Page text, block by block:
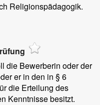
Religionspädagogik.
die Bewerberin oder der
er in den in § 6
die Erteilung des
Kenntnisse besitzt.